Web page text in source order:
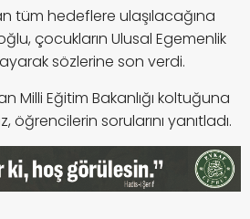
tüm hedeflere ulaşılacağına
çocukların Ulusal Egemenlik
sözlerine son verdi.
Milli Eğitim Bakanlığı koltuğuna
sorularını yanıtladı.